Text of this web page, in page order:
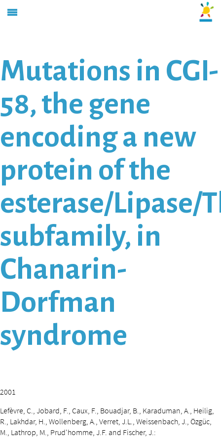
Mutations in CGI-
58, the gene
encoding a new
protein of the
esterase/Lipase/
subfamily, in
Chanarin-
Dorfman
syndrome
2001
Lefèvre, C., Jobard, F., Caux, F., Bouadjar, B., Karaduman, A., Heilig,
R., Lakhdar, H., Wollenberg, A., Verret, J.L., Weissenbach, J., Özgüc,
M., Lathrop, M., Prud'homme, J.F. and Fischer, J.: